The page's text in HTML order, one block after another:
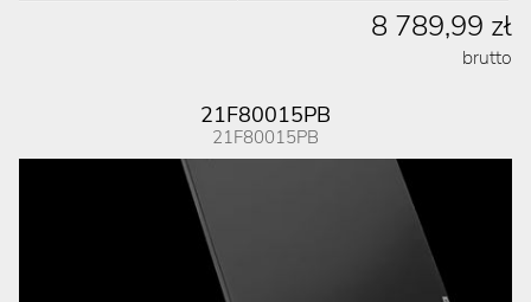
8 789,99 zł
brutto
21F80015PB
21F80015PB